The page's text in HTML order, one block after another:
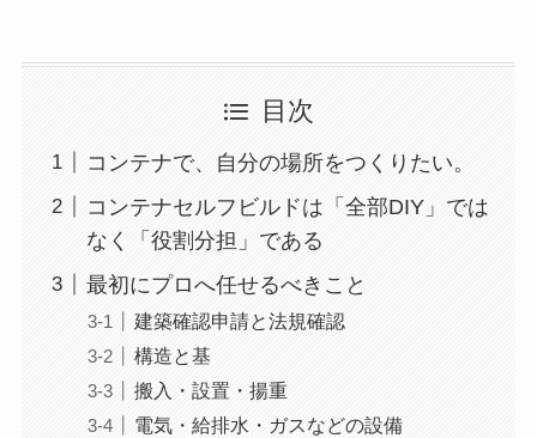
目次
コンテナで、自分の場所をつくりたい。
コンテナセルフビルドは「全部DIY」では
なく「役割分担」である
最初にプロへ任せるべきこと
建築確認申請と法規確認
構造と基
搬入・設置・揚重
電気・給排水・ガスなどの設備